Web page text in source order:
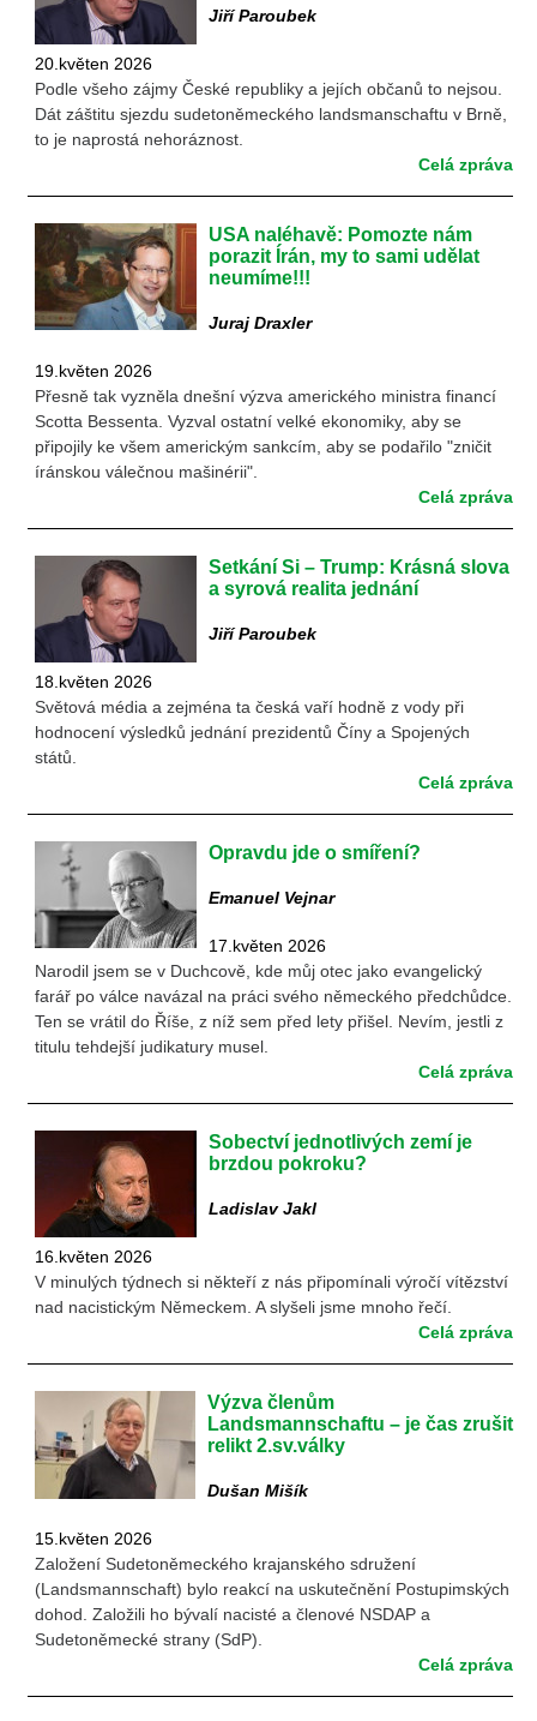
Jiří Paroubek
20.květen 2026
Podle všeho zájmy České republiky a jejích občanů to nejsou.
Dát záštitu sjezdu sudetoněmeckého landsmanschaftu v Brně,
to je naprostá nehoráznost.
Celá zpráva
USA naléhavě: Pomozte nám
porazit Írán, my to sami udělat
neumíme!!!
Juraj Draxler
19.květen 2026
Přesně tak vyzněla dnešní výzva amerického ministra financí
Scotta Bessenta. Vyzval ostatní velké ekonomiky, aby se
připojily ke všem americkým sankcím, aby se podařilo "zničit
íránskou válečnou mašinérii".
Celá zpráva
Setkání Si – Trump: Krásná slova
a syrová realita jednání
Jiří Paroubek
18.květen 2026
Světová média a zejména ta česká vaří hodně z vody při
hodnocení výsledků jednání prezidentů Číny a Spojených
států.
Celá zpráva
Opravdu jde o smíření?
Emanuel Vejnar
17.květen 2026
Narodil jsem se v Duchcově, kde můj otec jako evangelický
farář po válce navázal na práci svého německého předchůdce.
Ten se vrátil do Říše, z níž sem před lety přišel. Nevím, jestli z
titulu tehdejší judikatury musel.
Celá zpráva
Sobectví jednotlivých zemí je
brzdou pokroku?
Ladislav Jakl
16.květen 2026
V minulých týdnech si někteří z nás připomínali výročí vítězství
nad nacistickým Německem. A slyšeli jsme mnoho řečí.
Celá zpráva
Výzva členům
Landsmannschaftu – je čas zrušit
relikt 2.sv.války
Dušan Mišík
15.květen 2026
Založení Sudetoněmeckého krajanského sdružení
(Landsmannschaft) bylo reakcí na uskutečnění Postupimských
dohod. Založili ho bývalí nacisté a členové NSDAP a
Sudetoněmecké strany (SdP).
Celá zpráva